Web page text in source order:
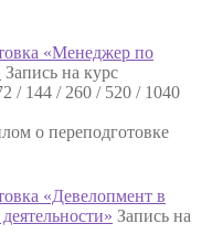
«Менеджер по
Запись на курс
/ 144 / 260 / 520 / 1040
о переподготовке
«Девелопмент в
Запись на